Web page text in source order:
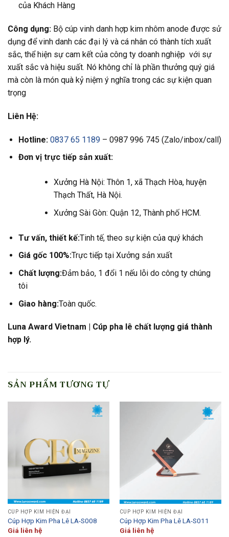
của Khách Hàng
Công dụng: Bộ cúp vinh danh hợp kim nhôm anode được sử
dụng để vinh danh các đại lý và cá nhân có thành tích xuất
sắc, thể hiện sự cam kết của công ty doanh nghiệp với sự
xuất sắc và hiệu suất. Nó không chỉ là phần thưởng quý giá
mà còn là món quà kỷ niệm ý nghĩa trong các sự kiện quan
trọng
Liên Hệ:
Hotline: 0837 65 1189– 0987 996 745 (Zalo/inbox/call)
Đơn vị trực tiếp sản xuất:
Xưởng Hà Nội: Thôn 1, xã Thạch Hòa, huyện
Thạch Thất, Hà Nội.
Xưởng Sài Gòn: Quận 12, Thành phố HCM.
Tư vấn, thiết kế:Tinh tế, theo sự kiện của quý khách
Giá gốc 100%:Trực tiếp tại Xưởng sản xuất
Chất lượng:Đảm bảo, 1 đổi 1 nếu lỗi do công ty chúng
tôi
Giao hàng:Toàn quốc.
Luna Award Vietnam | Cúp pha lê chất lượng giá thành
hợp lý.
SẢN PHẨM TƯƠNG TỰ
CÚP HỢP KIM HIỆN ĐẠI
Cúp Hợp Kim Pha Lê LA-S008
Giá liên hệ
CÚP HỢP KIM HIỆN ĐẠI
Cúp Hợp Kim Pha Lê LA-S011
Giá liên hệ